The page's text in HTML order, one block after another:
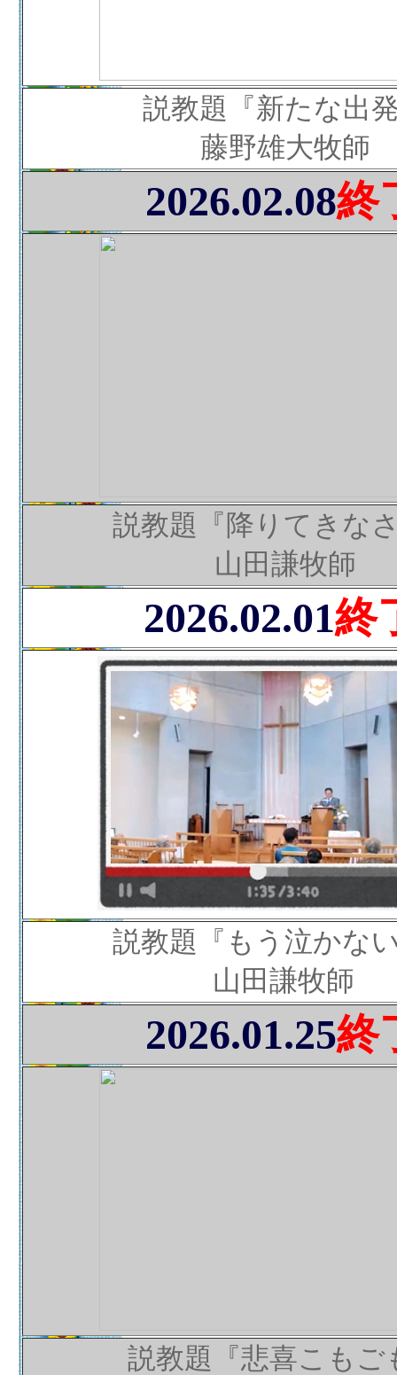
説教題『新たな出
藤野雄大牧師
2026.02.08終
説教題『降りてきな
山田謙牧師
2026.02.01終
説教題『もう泣かな
山田謙牧師
2026.01.25終
説教題『悲喜こもご